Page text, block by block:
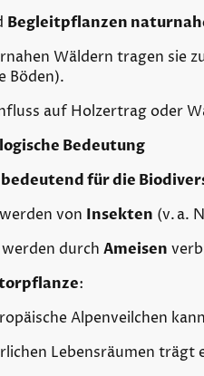
Begleitpflanzen
Wäldern tragen sie
Böden).
auf Holzertrag oder
Bedeutung
für die
von Insekten (v. a.
werden durch Ameisen
:
Alpenveilchen
Lebensräumen trägt